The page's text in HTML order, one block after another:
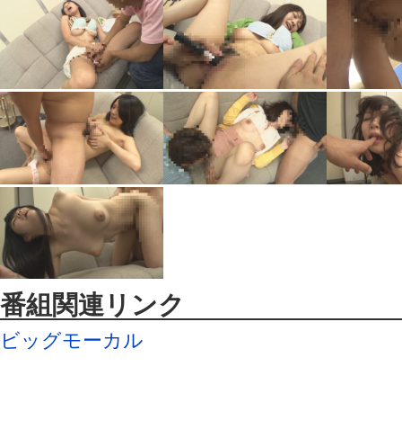
番組関連リンク
ビッグモーカル